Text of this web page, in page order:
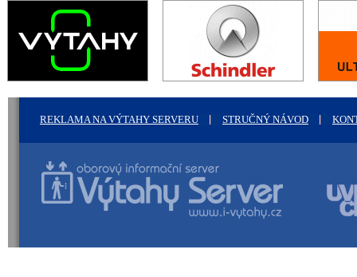
REKLAMA NA VÝTAHY SERVERU STRUČNÝ NÁVOD